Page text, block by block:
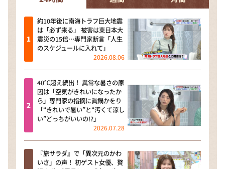
約10年後に南海トラフ巨大地震
は「必ず来る」 被害は東日本大
震災の15倍…専門家断言「人生
のスケジュールに入れて」
2026.08.06
40℃超え続出！ 異常な暑さの原
因は「空気がきれいになったか
ら」専門家の指摘に眞鍋かをり
「“きれいで暑い”と“汚くて涼し
い”どっちがいいの!?」
2026.07.28
『旅サラダ』で「異次元のかわ
いさ」の声！ 初ゲスト女優、贅